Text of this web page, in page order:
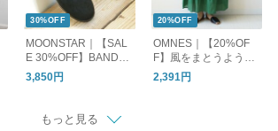
30%OFF
MOONSTAR｜【SAL
E 30%OFF】BANDBA
LLET バンドバレー バ
レーシューズ フラッ
3,850円
20%OFF
OMNES｜【20%OF
F】風をまとうように
軽やかに。一枚で決ま
る主役ロングスカート
2,391円
もっと見る